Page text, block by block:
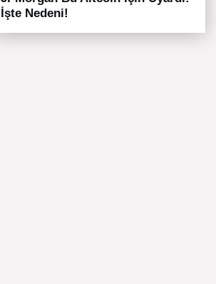
İşte Nedeni!